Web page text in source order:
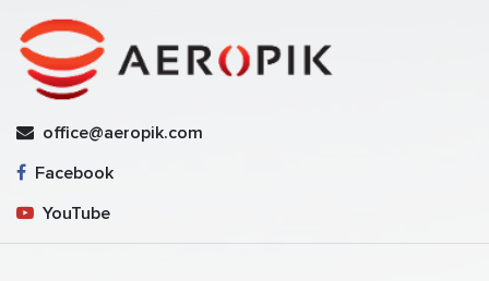
office@aeropik.com
Facebook
YouTube